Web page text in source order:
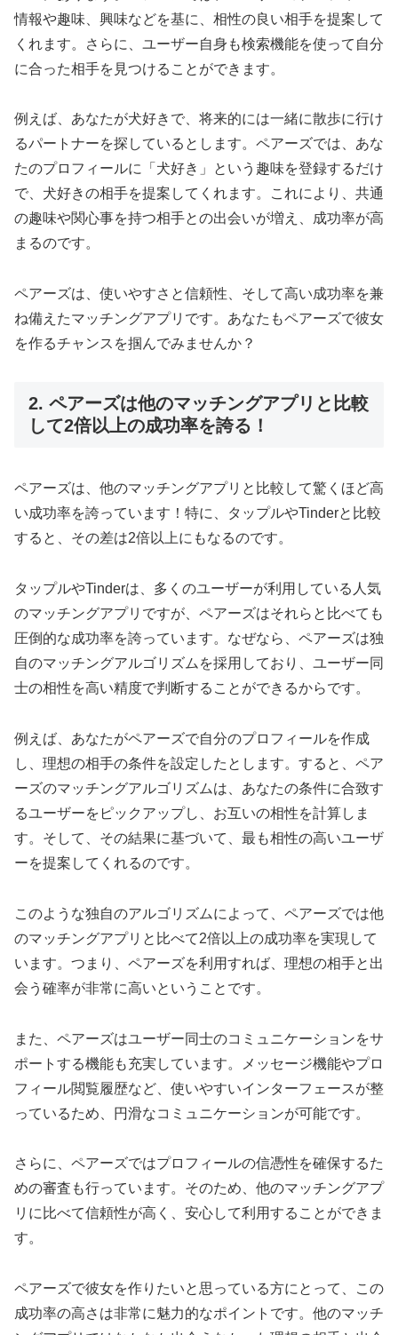
情報や趣味、興味などを基に、相性の良い相手を提案して
くれます。さらに、ユーザー自身も検索機能を使って自分
に合った相手を見つけることができます。
例えば、あなたが犬好きで、将来的には一緒に散歩に行け
るパートナーを探しているとします。ペアーズでは、あな
たのプロフィールに「犬好き」という趣味を登録するだけ
で、犬好きの相手を提案してくれます。これにより、共通
の趣味や関心事を持つ相手との出会いが増え、成功率が高
まるのです。
ペアーズは、使いやすさと信頼性、そして高い成功率を兼
ね備えたマッチングアプリです。あなたもペアーズで彼女
を作るチャンスを掴んでみませんか？
2. ペアーズは他のマッチングアプリと比較
して2倍以上の成功率を誇る！
ペアーズは、他のマッチングアプリと比較して驚くほど高
い成功率を誇っています！特に、タップルやTinderと比較
すると、その差は2倍以上にもなるのです。
タップルやTinderは、多くのユーザーが利用している人気
のマッチングアプリですが、ペアーズはそれらと比べても
圧倒的な成功率を誇っています。なぜなら、ペアーズは独
自のマッチングアルゴリズムを採用しており、ユーザー同
士の相性を高い精度で判断することができるからです。
例えば、あなたがペアーズで自分のプロフィールを作成
し、理想の相手の条件を設定したとします。すると、ペア
ーズのマッチングアルゴリズムは、あなたの条件に合致す
るユーザーをピックアップし、お互いの相性を計算しま
す。そして、その結果に基づいて、最も相性の高いユーザ
ーを提案してくれるのです。
このような独自のアルゴリズムによって、ペアーズでは他
のマッチングアプリと比べて2倍以上の成功率を実現して
います。つまり、ペアーズを利用すれば、理想の相手と出
会う確率が非常に高いということです。
また、ペアーズはユーザー同士のコミュニケーションをサ
ポートする機能も充実しています。メッセージ機能やプロ
フィール閲覧履歴など、使いやすいインターフェースが整
っているため、円滑なコミュニケーションが可能です。
さらに、ペアーズではプロフィールの信憑性を確保するた
めの審査も行っています。そのため、他のマッチングアプ
リに比べて信頼性が高く、安心して利用することができま
す。
ペアーズで彼女を作りたいと思っている方にとって、この
成功率の高さは非常に魅力的なポイントです。他のマッチ